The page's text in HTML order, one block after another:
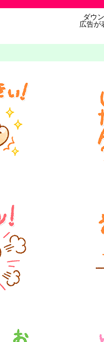
ダウ
広告が